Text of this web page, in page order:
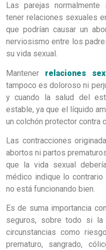
Las parejas
tener relaciones sexuales
que podrían causar un
nerviosismo entre los
su vida sexual.
Mantener relaciones
tampoco es doloroso ni
y cuando la salud del
estable, ya que el líquido
un colchón protector contra
Las contracciones
abortos ni partos
que la vida sexual
médico indique lo
no está funcionando bien.
Es de suma importancia
seguros, sobre todo si la
circunstancias como
prematuro, sangrado,